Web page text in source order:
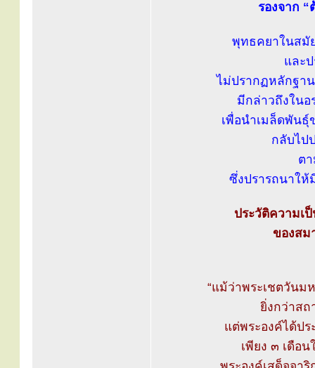
รองจาก
พุทธคยาในสมั
และ
ไม่ปรากฏหลักฐา
มีกล่าวถึงในอ
เพื่อนำเมล็ดพันธุ์
กลับไป
ต
ซึ่งปรารถนาให้
ประวัติความเ
ของสม
“แม้ว่าพระเชตวันม
ยิ่งกว่าสถ
แต่พระองค์ได้ป
เพียง ๓ เดือ